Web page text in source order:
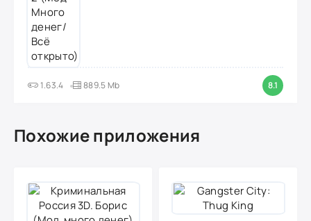
1.63.4 889.5 Mb 8.1
Похожие приложения